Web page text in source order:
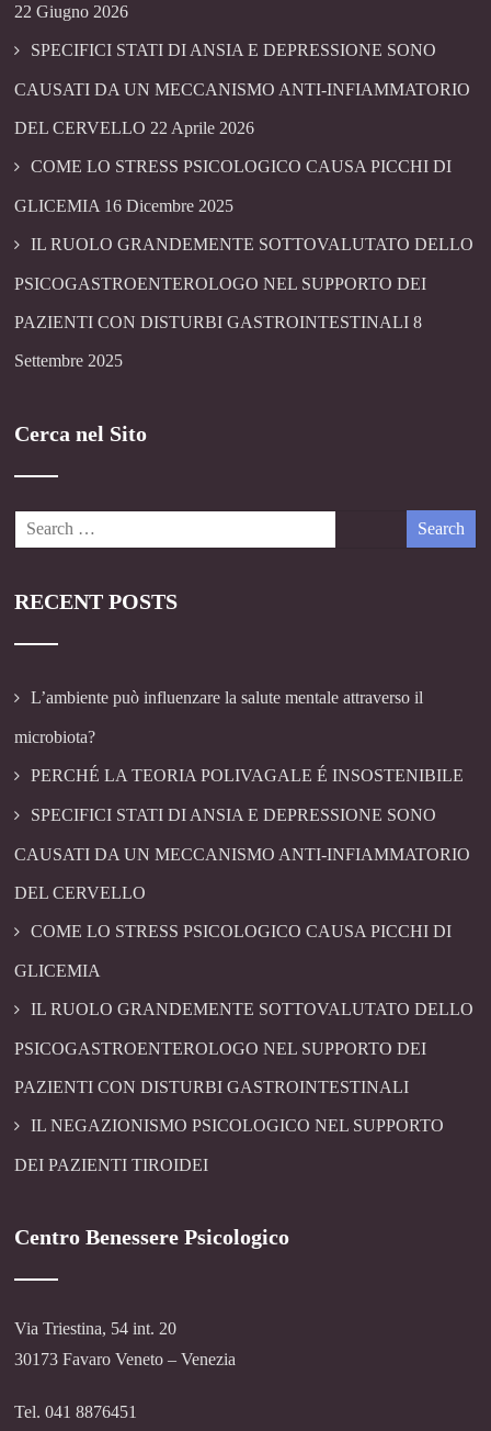
22 Giugno 2026
SPECIFICI STATI DI ANSIA E DEPRESSIONE SONO
CAUSATI DA UN MECCANISMO ANTI-INFIAMMATORIO
DEL CERVELLO 22 Aprile 2026
COME LO STRESS PSICOLOGICO CAUSA PICCHI DI
GLICEMIA 16 Dicembre 2025
IL RUOLO GRANDEMENTE SOTTOVALUTATO DELLO
PSICOGASTROENTEROLOGO NEL SUPPORTO DEI
PAZIENTI CON DISTURBI GASTROINTESTINALI 8
Settembre 2025
Cerca nel Sito
RECENT POSTS
L’ambiente può influenzare la salute mentale attraverso il
microbiota?
PERCHÉ LA TEORIA POLIVAGALE É INSOSTENIBILE
SPECIFICI STATI DI ANSIA E DEPRESSIONE SONO
CAUSATI DA UN MECCANISMO ANTI-INFIAMMATORIO
DEL CERVELLO
COME LO STRESS PSICOLOGICO CAUSA PICCHI DI
GLICEMIA
IL RUOLO GRANDEMENTE SOTTOVALUTATO DELLO
PSICOGASTROENTEROLOGO NEL SUPPORTO DEI
PAZIENTI CON DISTURBI GASTROINTESTINALI
IL NEGAZIONISMO PSICOLOGICO NEL SUPPORTO
DEI PAZIENTI TIROIDEI
Centro Benessere Psicologico
Via Triestina, 54 int. 20
30173 Favaro Veneto – Venezia
Tel. 041 8876451